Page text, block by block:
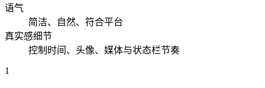
语气
简洁、自然、符合平台
真实感细节
控制时间、头像、媒体与状态栏节奏
1